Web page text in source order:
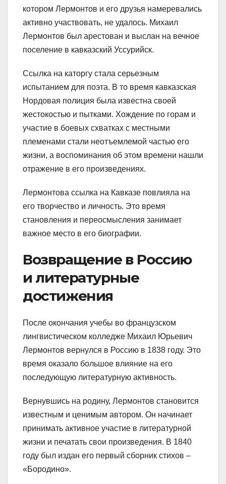
котором Лермонтов и его друзья намеревались
активно участвовать, не удалось. Михаил
Лермонтов был арестован и выслан на вечное
поселение в кавказский Уссурийск.
Ссылка на каторгу стала серьезным
испытанием для поэта. В то время кавказская
Нордовая полиция была известна своей
жестокостью и пытками. Хождение по горам и
участие в боевых схватках с местными
племенами стали неотъемлемой частью его
жизни, а воспоминания об этом времени нашли
отражение в его произведениях.
Лермонтова ссылка на Кавказе повлияла на
его творчество и личность. Это время
становления и переосмысления занимает
важное место в его биографии.
Возвращение в Россию
и литературные
достижения
После окончания учебы во французском
лингвистическом колледже Михаил Юрьевич
Лермонтов вернулся в Россию в 1838 году. Это
время оказало большое влияние на его
последующую литературную активность.
Вернувшись на родину, Лермонтов становится
известным и ценимым автором. Он начинает
принимать активное участие в литературной
жизни и печатать свои произведения. В 1840
году был издан его первый сборник стихов –
«Бородино».